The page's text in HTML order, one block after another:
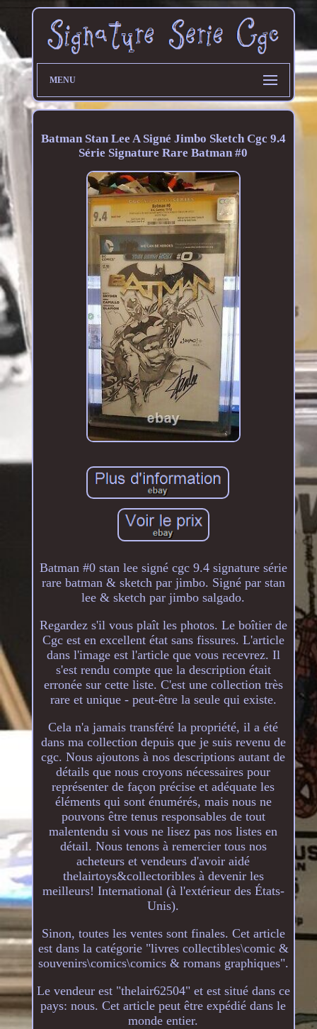
MENU
Batman Stan Lee A Signé Jimbo Sketch Cgc 9.4
Série Signature Rare Batman #0
Batman #0 stan lee signé cgc 9.4 signature série
rare batman & sketch par jimbo. Signé par stan
lee & sketch par jimbo salgado.
Regardez s'il vous plaît les photos. Le boîtier de
Cgc est en excellent état sans fissures. L'article
dans l'image est l'article que vous recevrez. Il
s'est rendu compte que la description était
erronée sur cette liste. C'est une collection très
rare et unique - peut-être la seule qui existe.
Cela n'a jamais transféré la propriété, il a été
dans ma collection depuis que je suis revenu de
cgc. Nous ajoutons à nos descriptions autant de
détails que nous croyons nécessaires pour
représenter de façon précise et adéquate les
éléments qui sont énumérés, mais nous ne
pouvons être tenus responsables de tout
malentendu si vous ne lisez pas nos listes en
détail. Nous tenons à remercier tous nos
acheteurs et vendeurs d'avoir aidé
thelairtoys&collectoribles à devenir les
meilleurs! International (à l'extérieur des États-
Unis).
Sinon, toutes les ventes sont finales. Cet article
est dans la catégorie "livres collectibles\comic &
souvenirs\comics\comics & romans graphiques".
Le vendeur est "thelair62504" et est situé dans ce
pays: nous. Cet article peut être expédié dans le
monde entier.